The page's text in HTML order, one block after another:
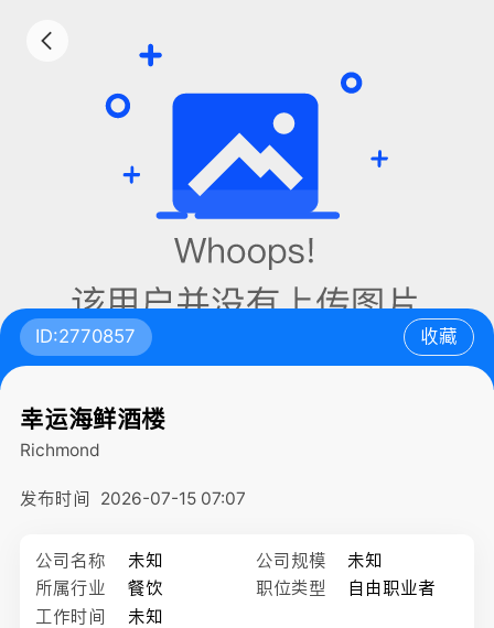
ID:2770857 收藏
幸运海鲜酒楼
Richmond
发布时间 2026-07-15 07:07
公司名称 未知 公司规模
未知
所属行业
餐饮 职位类型
自由职业者
工作时间
未知